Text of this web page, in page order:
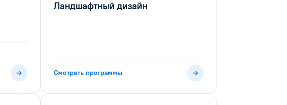
Ландшафтный дизайн
Смотреть программы